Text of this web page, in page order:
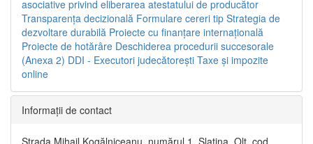
asociative privind eliberarea atestatului de producător
Transparenţa decizională Formulare cereri tip Strategia de
dezvoltare durabilă Proiecte cu finanţare internaţională
Proiecte de hotărâre Deschiderea procedurii succesorale
(Anexa 2) DDI - Executori judecătorești Taxe şi impozite
online
Informaţii de contact